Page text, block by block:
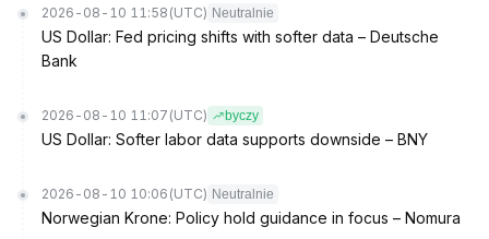
2026-08-10 11:58 (UTC) Neutralnie
US Dollar: Fed pricing shifts with softer data – Deutsche
Bank
2026-08-10 11:07 (UTC) byczy
US Dollar: Softer labor data supports downside – BNY
2026-08-10 10:06 (UTC) Neutralnie
Norwegian Krone: Policy hold guidance in focus – Nomura